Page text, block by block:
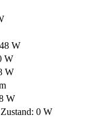
W
W
W
W
0 W